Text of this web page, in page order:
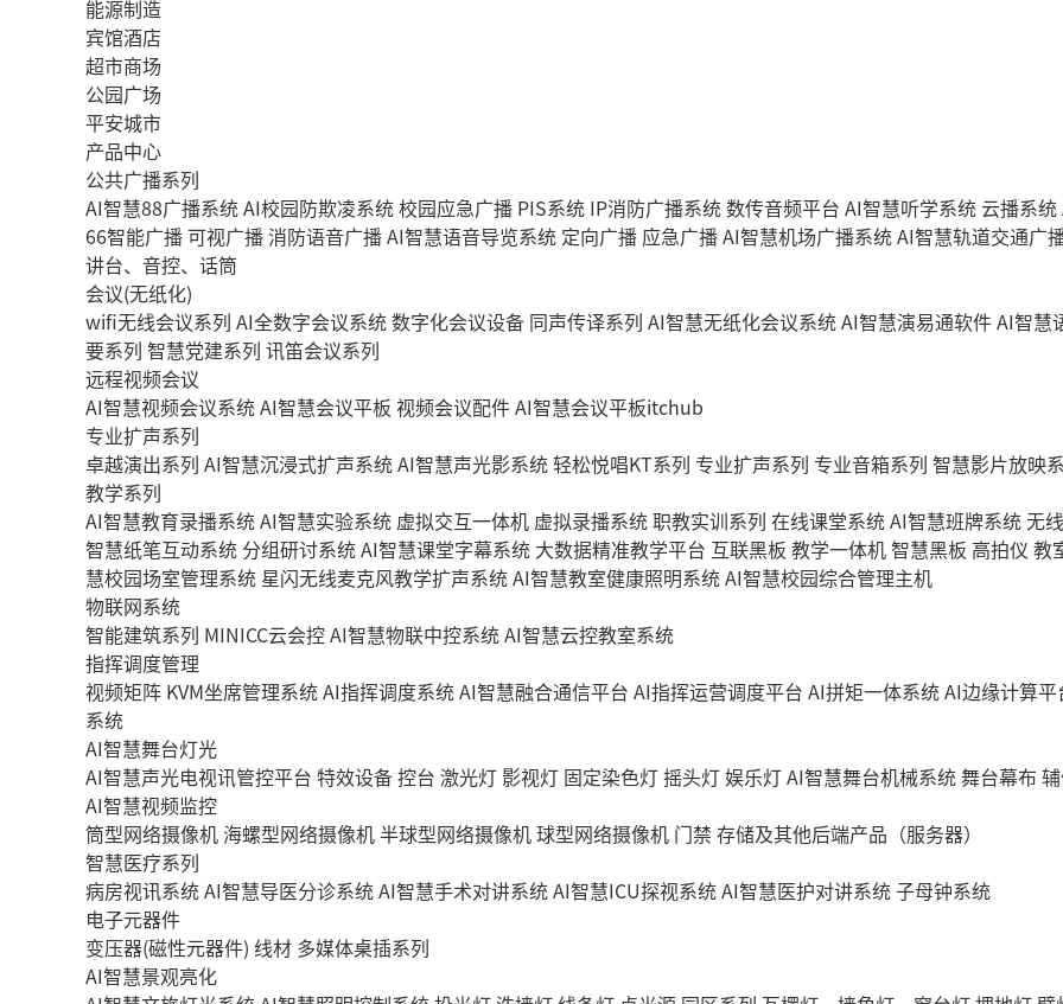
能源制造
宾馆酒店
超市商场
公园广场
平安城市
产品中心
公共广播系列
AI智慧88广播系统AI校园防欺凌系统校园应急广播 PIS系统 IP消防广播系统数传音频平台 AI智慧听学系统 云播系统
66智能广播 可视广播消防语音广播AI智慧语音导览系统 定向广播 应急广播AI智慧机场广播系统AI智慧轨道交通广
讲台、音控、话筒
会议(无纸化)
wifi无线会议系列 AI全数字会议系统数字化会议设备 同声传译系列 AI智慧无纸化会议系统AI智慧演易通软件AI智慧
要系列 智慧党建系列 讯笛会议系列
远程视频会议
AI智慧视频会议系统AI智慧会议平板 视频会议配件AI智慧会议平板itchub
专业扩声系列
卓越演出系列 AI智慧沉浸式扩声系统AI智慧声光影系统轻松悦唱KT系列 专业扩声系列 专业音箱系列 智慧影片放映
教学系列
AI智慧教育录播系统AI智慧实验系统 虚拟交互一体机 虚拟录播系统职教实训系列 在线课堂系统AI智慧班牌系统无
智慧纸笔互动系统 分组研讨系统AI智慧课堂字幕系统 大数据精准教学平台 互联黑板 教学一体机智慧黑板 高拍仪 教
慧校园场室管理系统 星闪无线麦克风教学扩声系统AI智慧教室健康照明系统AI智慧校园综合管理主机
物联网系统
智能建筑系列 MINICC云会控AI智慧物联中控系统AI智慧云控教室系统
指挥调度管理
视频矩阵 KVM坐席管理系统AI指挥调度系统AI智慧融合通信平台 AI指挥运营调度平台 AI拼矩一体系统AI边缘计算平
系统
AI智慧舞台灯光
AI智慧声光电视讯管控平台 特效设备控台 激光灯 影视灯 固定染色灯摇头灯娱乐灯AI智慧舞台机械系统舞台幕布
AI智慧视频监控
筒型网络摄像机 海螺型网络摄像机半球型网络摄像机球型网络摄像机 门禁 存储及其他后端产品（服务器）
智慧医疗系列
病房视讯系统AI智慧导医分诊系统AI智慧手术对讲系统AI智慧ICU探视系统AI智慧医护对讲系统子母钟系统
电子元器件
变压器(磁性元器件) 线材 多媒体桌插系列
AI智慧景观亮化